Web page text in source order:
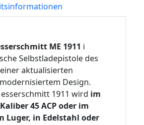
ME 1911 i
Selbstladepistole des
aktualisierten
Design.
1911 wird im
45 ACP oder im
Luger, in Edelstahl oder